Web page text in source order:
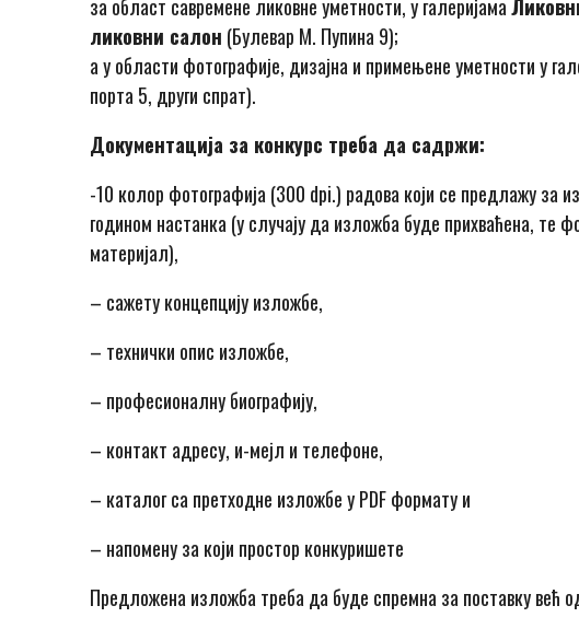
за област савремене ликовне уметности, у галеријама
ликовни салон (Булевар М. Пупина 9);
а у области фотографије, дизајна и примењене уметности у
порта 5, други спрат).
Документација за конкурс треба да садржи:
-10 колор фотографија (300 dpi.) радова који се предлажу за
годином настанка (у случају да изложба буде прихваћена, те
материјал),
– сажету концепцију изложбe,
– технички опис изложбе,
– професионалну биографију,
– контакт адресу, и-мејл и телефоне,
– каталог са претходне изложбе у PDF формату и
– напомену за који простор конкуришете
Предложена изложба треба да буде спремна за поставку већ